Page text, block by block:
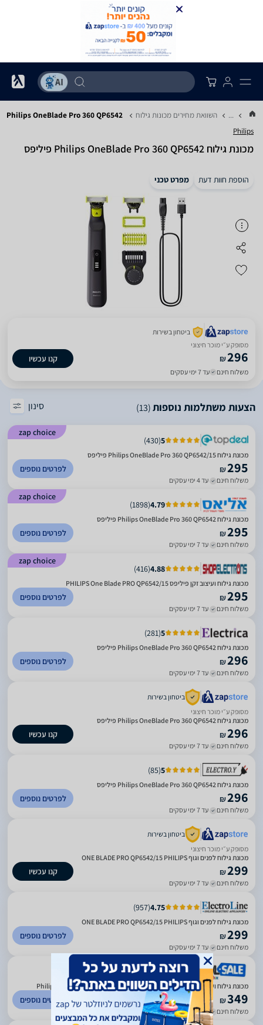
... השוואת מחירים מכונות גילוח Philips OneBlade Pro 360 QP6542
Philips
מכונת גילוח Philips OneBlade Pro 360 QP6542 פיליפס
הוספת חוות דעת מפרט טכני
ביטחון בשירות
מסופק ע״י מוכר חיצוני
₪296
משלוח חינם עד 7 ימי עסקים
קנו עכשיו
הצעות משתלמות נוספות(13) סינון
zap choice
5
(
430
)
מכונת גילוח Philips OneBlade Pro 360 QP6542/15 פיליפס
₪295
משלוח חינם עד 4 ימי עסקים
לפרטים נוספים
zap choice
4.79
(
1898
)
מכונת גילוח Philips OneBlade Pro 360 QP6542 פיליפס
₪295
משלוח חינם עד 7 ימי עסקים
לפרטים נוספים
zap choice
4.88
(
416
)
מכונת גילוח ועיצוב זקן פיליפס PHILIPS One Blade PRO QP6542/15
₪295
משלוח חינם עד 7 ימי עסקים
לפרטים נוספים
5
(
281
)
מכונת גילוח Philips OneBlade Pro 360 QP6542 פיליפס
₪296
משלוח חינם עד 7 ימי עסקים
לפרטים נוספים
ביטחון בשירות
מסופק ע״י מוכר חיצוני
מכונת גילוח Philips OneBlade Pro 360 QP6542 פיליפס
₪296
משלוח חינם עד 7 ימי עסקים
קנו עכשיו
5
(
85
)
מכונת גילוח Philips OneBlade Pro 360 QP6542 פיליפס
₪296
משלוח חינם עד 7 ימי עסקים
לפרטים נוספים
ביטחון בשירות
מסופק ע״י מוכר חיצוני
מכונת גילוח לפנים וגוף ONE BLADE PRO QP6542/15 PHILIPS
₪299
משלוח חינם עד 7 ימי עסקים
קנו עכשיו
4.75
(
957
)
מכונת גילוח לפנים וגוף ONE BLADE PRO QP6542/15 PHILIPS
₪299
משלוח חינם עד 7 ימי עסקים
לפרטים נוספים
1
(
2594
מכונת גילוח ועיצוב זקן נטענת רטוב/יבש Philips OneBlade Pro 360 QP6542/15
₪349
משלוח חינם עד 5 ימי עסקים
לפרטים נוספים